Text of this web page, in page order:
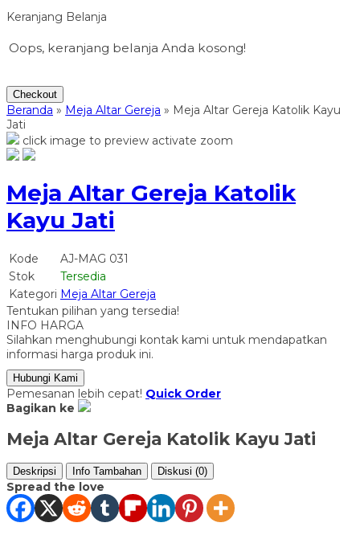
Keranjang Belanja
Oops, keranjang belanja Anda kosong!
Checkout
Beranda » Meja Altar Gereja » Meja Altar Gereja Katolik Kayu
Jati
click image to preview activate zoom
Meja Altar Gereja Katolik
Kayu Jati
Kode
AJ-MAG 031
Stok
Tersedia
Kategori Meja Altar Gereja
Tentukan pilihan yang tersedia!
INFO HARGA
Silahkan menghubungi kontak kami untuk mendapatkan
informasi harga produk ini.
Hubungi Kami
Pemesanan lebih cepat! Quick Order
Bagikan ke
Meja Altar Gereja Katolik Kayu Jati
Deskripsi Info Tambahan Diskusi (0)
Spread the love